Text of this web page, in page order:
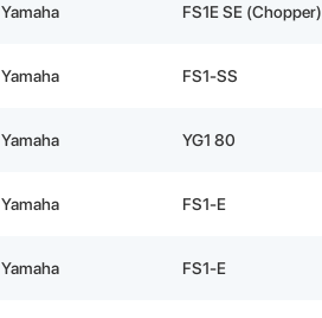
Yamaha FS1E SE (Chopper)
Yamaha FS1-SS
Yamaha YG1 80
Yamaha FS1-E
Yamaha FS1-E